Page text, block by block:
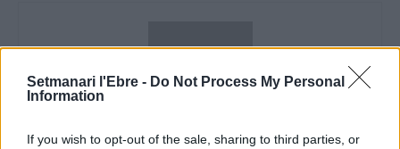
Setmanari l'Ebre - Do Not Process My Personal
Information
If you wish to opt-out of the sale, sharing to third parties, or